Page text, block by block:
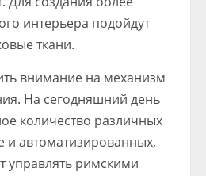
интерьера подойдут
ткани.
внимание на механизм
На сегодняшний день
количество различных
и автоматизированных,
управлять римскими